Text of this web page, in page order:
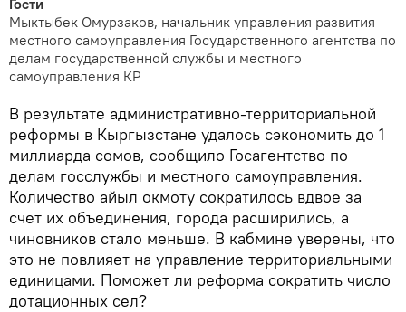
Гости
Мыктыбек Омурзаков, начальник управления развития
местного самоуправления Государственного агентства по
делам государственной службы и местного
самоуправления КР
В результате административно-территориальной
реформы в Кыргызстане удалось сэкономить до 1
миллиарда сомов, сообщило Госагентство по
делам госслужбы и местного самоуправления.
Количество айыл окмоту сократилось вдвое за
счет их объединения, города расширились, а
чиновников стало меньше. В кабмине уверены, что
это не повлияет на управление территориальными
единицами. Поможет ли реформа сократить число
дотационных сел?